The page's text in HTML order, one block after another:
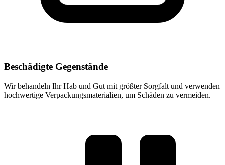
Beschädigte Gegenstände
Wir behandeln Ihr Hab und Gut mit größter Sorgfalt und verwenden
hochwertige Verpackungsmaterialien, um Schäden zu vermeiden.